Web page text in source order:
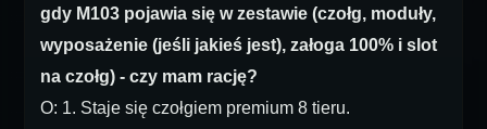
gdy M103 pojawia się w zestawie (czołg, moduły,
wyposażenie (jeśli jakieś jest), załoga 100% i slot
na czołg) - czy mam rację?
O: 1. Staje się czołgiem premium 8 tieru.